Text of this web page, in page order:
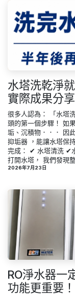
水塔洗乾淨
實際成果分享
很多人認為： 「水塔
頭的第一個步驟！ 如
垢、沉積物．．． 因
抑垢器 ，能讓水塔保
完成： ✔ 水塔清洗 ✔
打開水塔， 我們發現
2026年7月23日
RO淨水器一
功能更重要！